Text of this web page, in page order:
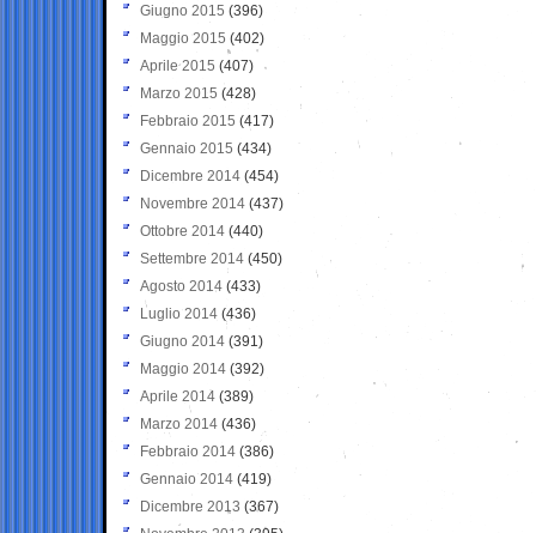
Giugno 2015 (396)
Maggio 2015 (402)
Aprile 2015 (407)
Marzo 2015 (428)
Febbraio 2015 (417)
Gennaio 2015 (434)
Dicembre 2014 (454)
Novembre 2014 (437)
Ottobre 2014 (440)
Settembre 2014 (450)
Agosto 2014 (433)
Luglio 2014 (436)
Giugno 2014 (391)
Maggio 2014 (392)
Aprile 2014 (389)
Marzo 2014 (436)
Febbraio 2014 (386)
Gennaio 2014 (419)
Dicembre 2013 (367)